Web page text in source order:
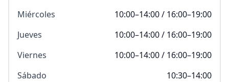
Miércoles
10:00–14:00 / 16:00–19:00
Jueves
10:00–14:00 / 16:00–19:00
Viernes
10:00–14:00 / 16:00–19:00
Sábado
10:30–14:00